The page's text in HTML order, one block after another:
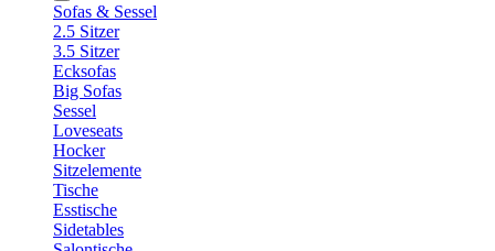
Sofas & Sessel
2.5 Sitzer
3.5 Sitzer
Ecksofas
Big Sofas
Sessel
Loveseats
Hocker
Sitzelemente
Tische
Esstische
Sidetables